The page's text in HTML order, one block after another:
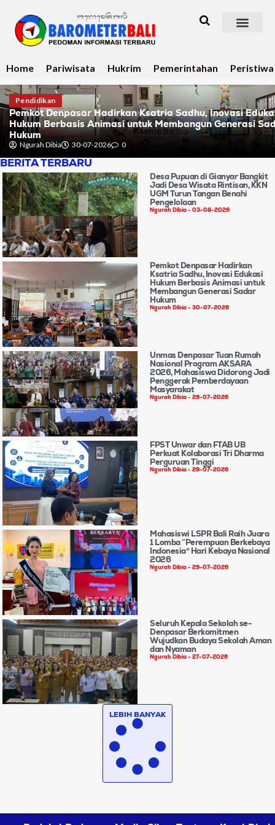
Home Pariwisata Hukrim Pemerintahan Peristiwa
Pendidikan
Pemkot Denpasar Hadirkan Ksatria Sadhu, Inovasi
Hukum Berbasis Animasi untuk Membangun Generasi
Hukum
Ngurah Dibia 30-07-2026 0
BERITA TERBARU
Desa Pupuan di Gianyar Bangkit
Jadi Desa Wisata Rintisan, KKN
UGM Turun Tangan Benahi
Pengelolaan
Ngurah Dibia 03-08-2026
Pemkot Denpasar Hadirkan
Ksatria Sadhu, Inovasi Edukasi
Hukum Berbasis Animasi untuk
Membangun Generasi Sadar
Hukum
Ngurah Dibia 30-07-2026
Unmas Denpasar Tuan Rumah
Nasional Program AKSARA
2026, Mahasiswa Didorong Jadi
Penggerak Pemberdayaan
Masyarakat
Ngurah Dibia 29-07-2026
FPST Unwar dan FTAB UB
Perkuat Kolaborasi Tri Dharma
Perguruan Tinggi
Ngurah Dibia 29-07-2026
Mahasiswi LSPR Bali Raih Juara
1 Lomba “Perempuan Berkebaya
Indonesia” Hari Kebaya Nasional
2026
Ngurah Dibia 29-07-2026
Seluruh Kepala Sekolah se-
Denpasar Berkomitmen
Wujudkan Budaya Sekolah Aman
dan Nyaman
Ngurah Dibia 27-07-2026
LEBIH BANYAK